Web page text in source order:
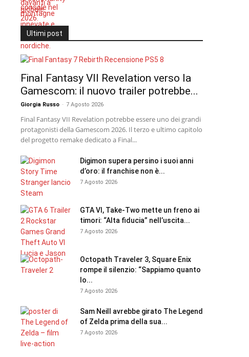
Ultimi post
Final Fantasy VII Revelation verso la
Gamescom: il nuovo trailer potrebbe...
Giorgia Russo - 7 Agosto 2026
Final Fantasy VII Revelation potrebbe essere uno dei grandi
protagonisti della Gamescom 2026. Il terzo e ultimo capitolo
del progetto remake dedicato a Final...
Digimon supera persino i suoi anni
d’oro: il franchise non è...
7 Agosto 2026
GTA VI, Take-Two mette un freno ai
timori: “Alta fiducia” nell’uscita...
7 Agosto 2026
Octopath Traveler 3, Square Enix
rompe il silenzio: “Sappiamo quanto
lo...
7 Agosto 2026
Sam Neill avrebbe girato The Legend
of Zelda prima della sua...
7 Agosto 2026